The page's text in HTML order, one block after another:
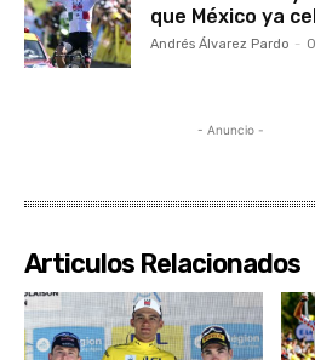
que México ya
Andrés Álvarez Pardo -
- Anuncio -
Articulos Relacionados